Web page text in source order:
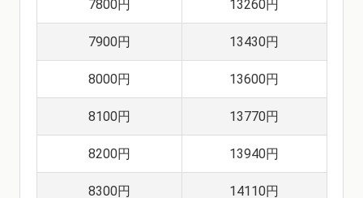
7800円 13260円
7900円 13430円
8000円 13600円
8100円 13770円
8200円 13940円
8300円 14110円